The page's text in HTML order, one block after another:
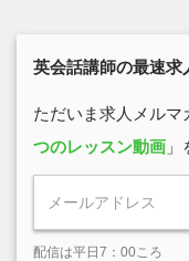
英会話講師の最速求
ただいま求人メルマ
つのレッスン動画
配信は平日7：00ころ